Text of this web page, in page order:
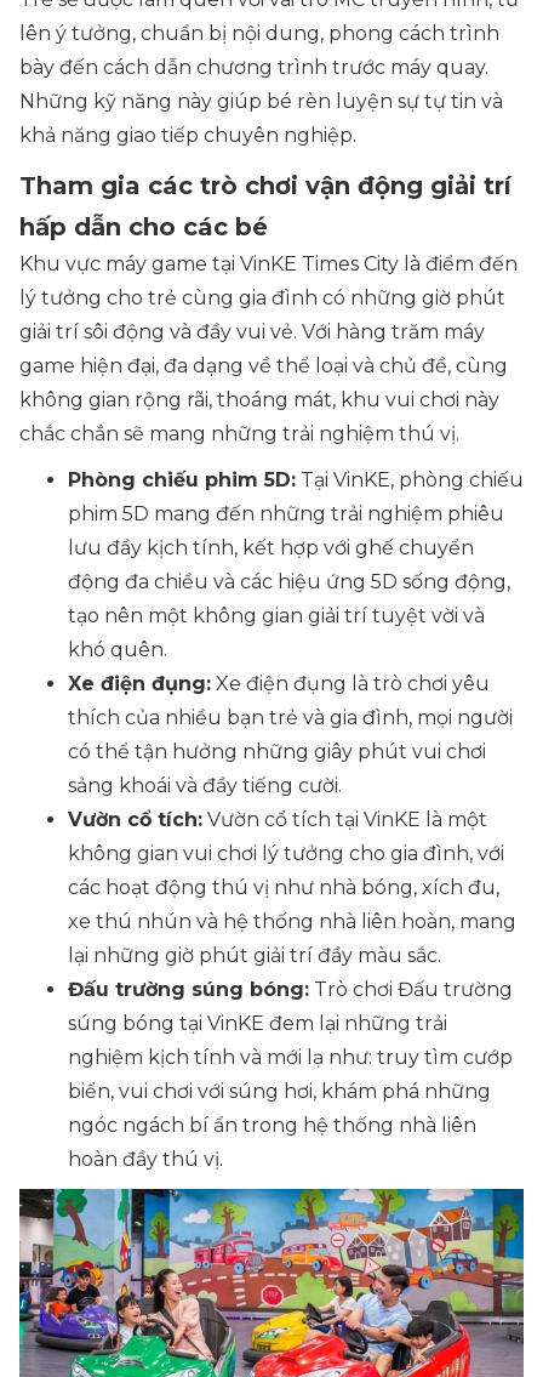
lên ý tưởng, chuẩn bị nội dung, phong cách trình
bày đến cách dẫn chương trình trước máy quay.
Những kỹ năng này giúp bé rèn luyện sự tự tin và
khả năng giao tiếp chuyên nghiệp.
Tham gia các trò chơi vận động giải trí
hấp dẫn cho các bé
Khu vực máy game tại VinKE Times City là điểm đến
lý tưởng cho trẻ cùng gia đình có những giờ phút
giải trí sôi động và đầy vui vẻ. Với hàng trăm máy
game hiện đại, đa dạng về thể loại và chủ đề, cùng
không gian rộng rãi, thoáng mát, khu vui chơi này
chắc chắn sẽ mang những trải nghiệm thú vị.
Phòng chiếu phim 5D: Tại VinKE, phòng chiếu
phim 5D mang đến những trải nghiệm phiêu
lưu đầy kịch tính, kết hợp với ghế chuyển
động đa chiều và các hiệu ứng 5D sống động,
tạo nên một không gian giải trí tuyệt vời và
khó quên.
Xe điện đụng: Xe điện đụng là trò chơi yêu
thích của nhiều bạn trẻ và gia đình, mọi người
có thể tận hưởng những giây phút vui chơi
sảng khoái và đầy tiếng cười.
Vườn cổ tích: Vườn cổ tích tại VinKE là một
không gian vui chơi lý tưởng cho gia đình, với
các hoạt động thú vị như nhà bóng, xích đu,
xe thú nhún và hệ thống nhà liên hoàn, mang
lại những giờ phút giải trí đầy màu sắc.
Đấu trường súng bóng: Trò chơi Đấu trường
súng bóng tại VinKE đem lại những trải
nghiệm kịch tính và mới lạ như: truy tìm cướp
biển, vui chơi với súng hơi, khám phá những
ngóc ngách bí ẩn trong hệ thống nhà liên
hoàn đầy thú vị.